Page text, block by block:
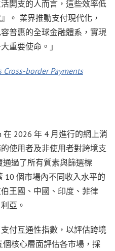
開支的人而言，這些效率低
。 業界推動支付現代化，
普惠的全球金融體系，實現
重要使命。」
Cross-border Payments
在 2026 年 4 月進行的網上消
使用者及非使用者對跨境支
過了所有質素與篩選標
10 個市場內不同收入水平的
王國、中國、印度、菲律
亞。
付互通性指數，以評估跨境
核心層面評估各市場，採